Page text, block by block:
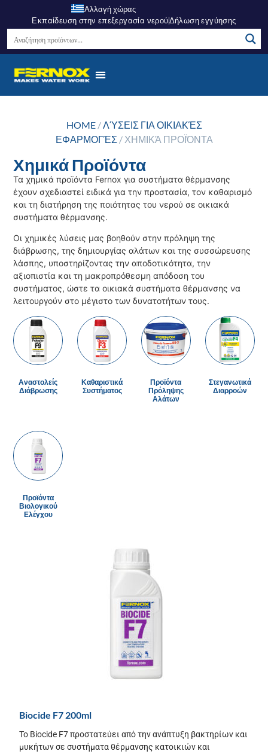
Αλλαγή χώρας
Εκπαίδευση στην επεξεργασία νερούΔήλωση εγγύησης
HOME/ ΛΎΣΕΙΣ ΓΙΑ ΟΙΚΙΑΚΈΣ
ΕΦΑΡΜΟΓΈΣ / ΧΗΜΙΚΆ ΠΡΟΪΌΝΤΑ
Χημικά Προϊόντα
Τα χημικά προϊόντα Fernox για συστήματα θέρμανσης
έχουν σχεδιαστεί ειδικά για την προστασία, τον καθαρισμό
και τη διατήρηση της ποιότητας του νερού σε οικιακά
συστήματα θέρμανσης.
Οι χημικές λύσεις μας βοηθούν στην πρόληψη της
διάβρωσης, της δημιουργίας αλάτων και της συσσώρευσης
λάσπης, υποστηρίζοντας την αποδοτικότητα, την
αξιοπιστία και τη μακροπρόθεσμη απόδοση του
συστήματος, ώστε τα οικιακά συστήματα θέρμανσης να
λειτουργούν στο μέγιστο των δυνατοτήτων τους.
Αναστολείς
Διάβρωσης
Καθαριστικά
Συστήματος
Προϊόντα
Πρόληψης
Αλάτων
Στεγανωτικά
Διαρροών
Προϊόντα
Βιολογικού
Ελέγχου
Biocide F7 200ml
Το Biocide F7 προστατεύει από την ανάπτυξη βακτηρίων και
μυκήτων σε συστήματα θέρμανσης κατοικιών και